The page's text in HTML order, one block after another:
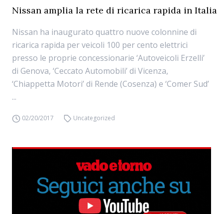
Nissan amplia la rete di ricarica rapida in Italia
Nissan ha inaugurato quattro nuove colonnine di
ricarica rapida per veicoli 100 per cento elettrici
presso le proprie concessionarie ‘Autoveicoli Erzelli’
di Genova, ‘Ceccato Automobili’ di Vicenza,
‘Chiappetta Motori’ di Rende (Cosenza) e ‘Comer Sud’
...
02/20/2017 Uncategorized